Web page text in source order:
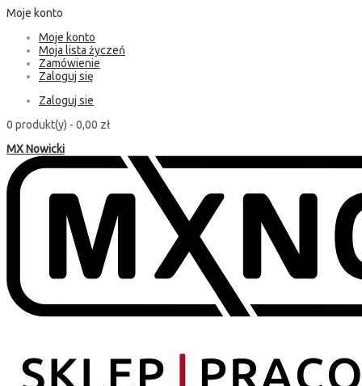
Moje konto
Moje konto
Moja lista życzeń
Zamówienie
Zaloguj się
Zaloguj sie
0 produkt(y) - 0,00 zł
MX Nowicki